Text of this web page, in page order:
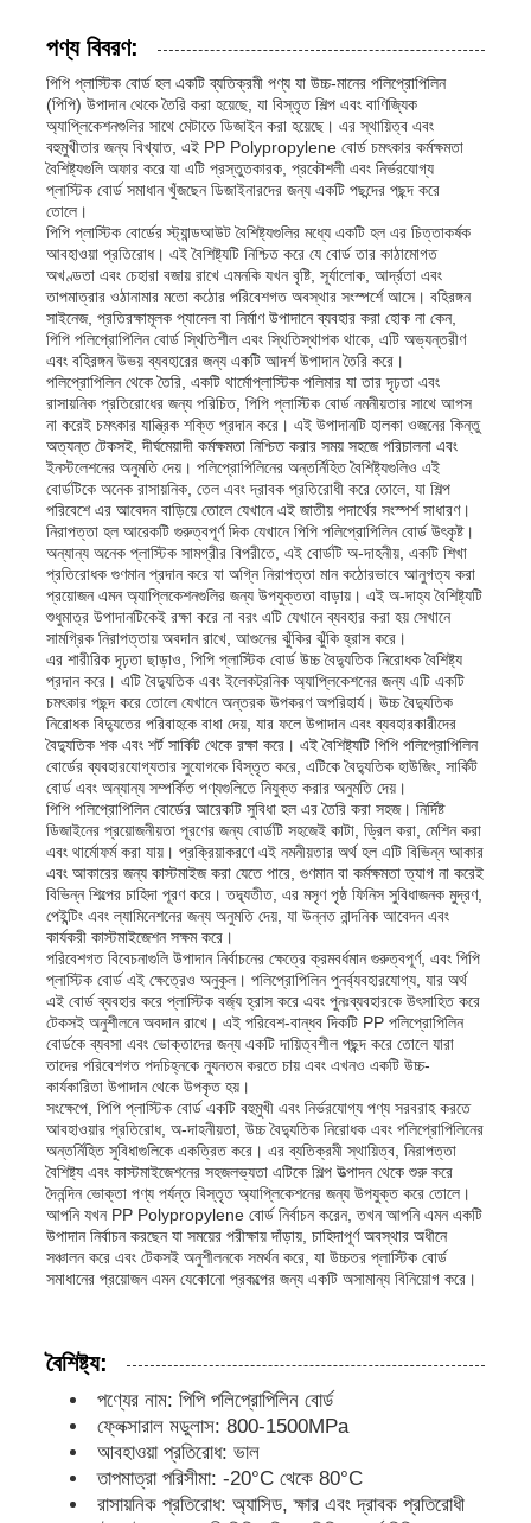
বাড়ি
পণ্য
আমাদের সম্পর্কে
কারখানা ভ্রমণ
মান নিয়ন্ত্রণ
আমাদের সাথে যোগাযোগ করুন
খবর
সব ক্ষেত্রেই
উদ্ধৃতির জন্য আবেদন
পিপি প্লাস্টিকের বোর্ড
পণ্য বিবরণ:
পিপি প্লাস্টিক বোর্ড হল একটি ব্যতিক্রমী পণ্য যা উচ্চ-মানের পলিপ্রোপিলিন
(পিপি) উপাদান থেকে তৈরি করা হয়েছে, যা বিস্তৃত শিল্প এবং বাণিজ্যিক
অ্যাপ্লিকেশনগুলির সাথে মেটাতে ডিজাইন করা হয়েছে। এর স্থায়িত্ব এবং
বহুমুখীতার জন্য বিখ্যাত, এই PP Polypropylene বোর্ড চমৎকার কর্মক্ষমতা
বৈশিষ্ট্যগুলি অফার করে যা এটি প্রস্তুতকারক, প্রকৌশলী এবং নির্ভরযোগ্য
প্লাস্টিক বোর্ড সমাধান খুঁজছেন ডিজাইনারদের জন্য একটি পছন্দের পছন্দ করে
তোলে।
পিপি প্লাস্টিক বোর্ডের স্ট্যান্ডআউট বৈশিষ্ট্যগুলির মধ্যে একটি হল এর চিত্তাকর্ষক
আবহাওয়া প্রতিরোধ। এই বৈশিষ্ট্যটি নিশ্চিত করে যে বোর্ড তার কাঠামোগত
অখণ্ডতা এবং চেহারা বজায় রাখে এমনকি যখন বৃষ্টি, সূর্যালোক, আর্দ্রতা এবং
তাপমাত্রার ওঠানামার মতো কঠোর পরিবেশগত অবস্থার সংস্পর্শে আসে। বহিরঙ্গন
সাইনেজ, প্রতিরক্ষামূলক প্যানেল বা নির্মাণ উপাদানে ব্যবহার করা হোক না কেন,
পিপি পলিপ্রোপিলিন বোর্ড স্থিতিশীল এবং স্থিতিস্থাপক থাকে, এটি অভ্যন্তরীণ
এবং বহিরঙ্গন উভয় ব্যবহারের জন্য একটি আদর্শ উপাদান তৈরি করে।
পলিপ্রোপিলিন থেকে তৈরি, একটি থার্মোপ্লাস্টিক পলিমার যা তার দৃঢ়তা এবং
রাসায়নিক প্রতিরোধের জন্য পরিচিত, পিপি প্লাস্টিক বোর্ড নমনীয়তার সাথে আপস
না করেই চমৎকার যান্ত্রিক শক্তি প্রদান করে। এই উপাদানটি হালকা ওজনের কিন্তু
অত্যন্ত টেকসই, দীর্ঘমেয়াদী কর্মক্ষমতা নিশ্চিত করার সময় সহজে পরিচালনা এবং
ইনস্টলেশনের অনুমতি দেয়। পলিপ্রোপিলিনের অন্তর্নিহিত বৈশিষ্ট্যগুলিও এই
বোর্ডটিকে অনেক রাসায়নিক, তেল এবং দ্রাবক প্রতিরোধী করে তোলে, যা শিল্প
পরিবেশে এর আবেদন বাড়িয়ে তোলে যেখানে এই জাতীয় পদার্থের সংস্পর্শ সাধারণ।
নিরাপত্তা হল আরেকটি গুরুত্বপূর্ণ দিক যেখানে পিপি পলিপ্রোপিলিন বোর্ড উৎকৃষ্ট।
অন্যান্য অনেক প্লাস্টিক সামগ্রীর বিপরীতে, এই বোর্ডটি অ-দাহনীয়, একটি শিখা
প্রতিরোধক গুণমান প্রদান করে যা অগ্নি নিরাপত্তা মান কঠোরভাবে আনুগত্য করা
প্রয়োজন এমন অ্যাপ্লিকেশনগুলির জন্য উপযুক্ততা বাড়ায়। এই অ-দাহ্য বৈশিষ্ট্যটি
শুধুমাত্র উপাদানটিকেই রক্ষা করে না বরং এটি যেখানে ব্যবহার করা হয় সেখানে
সামগ্রিক নিরাপত্তায় অবদান রাখে, আগুনের ঝুঁকির ঝুঁকি হ্রাস করে।
এর শারীরিক দৃঢ়তা ছাড়াও, পিপি প্লাস্টিক বোর্ড উচ্চ বৈদ্যুতিক নিরোধক বৈশিষ্ট্য
প্রদান করে। এটি বৈদ্যুতিক এবং ইলেকট্রনিক অ্যাপ্লিকেশনের জন্য এটি একটি
চমৎকার পছন্দ করে তোলে যেখানে অন্তরক উপকরণ অপরিহার্য। উচ্চ বৈদ্যুতিক
নিরোধক বিদ্যুতের পরিবাহকে বাধা দেয়, যার ফলে উপাদান এবং ব্যবহারকারীদের
বৈদ্যুতিক শক এবং শর্ট সার্কিট থেকে রক্ষা করে। এই বৈশিষ্ট্যটি পিপি পলিপ্রোপিলিন
বোর্ডের ব্যবহারযোগ্যতার সুযোগকে বিস্তৃত করে, এটিকে বৈদ্যুতিক হাউজিং, সার্কিট
বোর্ড এবং অন্যান্য সম্পর্কিত পণ্যগুলিতে নিযুক্ত করার অনুমতি দেয়।
পিপি পলিপ্রোপিলিন বোর্ডের আরেকটি সুবিধা হল এর তৈরি করা সহজ। নির্দিষ্ট
ডিজাইনের প্রয়োজনীয়তা পূরণের জন্য বোর্ডটি সহজেই কাটা, ড্রিল করা, মেশিন করা
এবং থার্মোফর্ম করা যায়। প্রক্রিয়াকরণে এই নমনীয়তার অর্থ হল এটি বিভিন্ন আকার
এবং আকারের জন্য কাস্টমাইজ করা যেতে পারে, গুণমান বা কর্মক্ষমতা ত্যাগ না করেই
বিভিন্ন শিল্পের চাহিদা পূরণ করে। তদ্ব্যতীত, এর মসৃণ পৃষ্ঠ ফিনিস সুবিধাজনক মুদ্রণ,
পেইন্টিং এবং ল্যামিনেশনের জন্য অনুমতি দেয়, যা উন্নত নান্দনিক আবেদন এবং
কার্যকরী কাস্টমাইজেশন সক্ষম করে।
পরিবেশগত বিবেচনাগুলি উপাদান নির্বাচনের ক্ষেত্রে ক্রমবর্ধমান গুরুত্বপূর্ণ, এবং পিপি
প্লাস্টিক বোর্ড এই ক্ষেত্রেও অনুকূল। পলিপ্রোপিলিন পুনর্ব্যবহারযোগ্য, যার অর্থ
এই বোর্ড ব্যবহার করে প্লাস্টিক বর্জ্য হ্রাস করে এবং পুনঃব্যবহারকে উৎসাহিত করে
টেকসই অনুশীলনে অবদান রাখে। এই পরিবেশ-বান্ধব দিকটি PP পলিপ্রোপিলিন
বোর্ডকে ব্যবসা এবং ভোক্তাদের জন্য একটি দায়িত্বশীল পছন্দ করে তোলে যারা
তাদের পরিবেশগত পদচিহ্নকে ন্যূনতম করতে চায় এবং এখনও একটি উচ্চ-
কার্যকারিতা উপাদান থেকে উপকৃত হয়।
সংক্ষেপে, পিপি প্লাস্টিক বোর্ড একটি বহুমুখী এবং নির্ভরযোগ্য পণ্য সরবরাহ করতে
আবহাওয়ার প্রতিরোধ, অ-দাহনীয়তা, উচ্চ বৈদ্যুতিক নিরোধক এবং পলিপ্রোপিলিনের
অন্তর্নিহিত সুবিধাগুলিকে একত্রিত করে। এর ব্যতিক্রমী স্থায়িত্ব, নিরাপত্তা
বৈশিষ্ট্য এবং কাস্টমাইজেশনের সহজলভ্যতা এটিকে শিল্প উত্পাদন থেকে শুরু করে
দৈনন্দিন ভোক্তা পণ্য পর্যন্ত বিস্তৃত অ্যাপ্লিকেশনের জন্য উপযুক্ত করে তোলে।
আপনি যখন PP Polypropylene বোর্ড নির্বাচন করেন, তখন আপনি এমন একটি
উপাদান নির্বাচন করছেন যা সময়ের পরীক্ষায় দাঁড়ায়, চাহিদাপূর্ণ অবস্থার অধীনে
সঞ্চালন করে এবং টেকসই অনুশীলনকে সমর্থন করে, যা উচ্চতর প্লাস্টিক বোর্ড
সমাধানের প্রয়োজন এমন যেকোনো প্রকল্পের জন্য একটি অসামান্য বিনিয়োগ করে।
বৈশিষ্ট্য:
পণ্যের নাম: পিপি পলিপ্রোপিলিন বোর্ড
ফ্লেক্সারাল মডুলাস: 800-1500MPa
আবহাওয়া প্রতিরোধ: ভাল
তাপমাত্রা পরিসীমা: -20°C থেকে 80°C
রাসায়নিক প্রতিরোধ: অ্যাসিড, ক্ষার এবং দ্রাবক প্রতিরোধী